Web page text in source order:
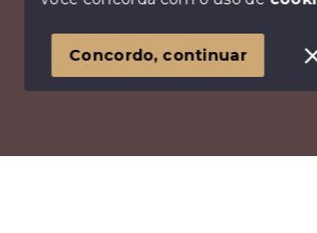
SITE PARA IMOBILIARIA
Concordo, continuar